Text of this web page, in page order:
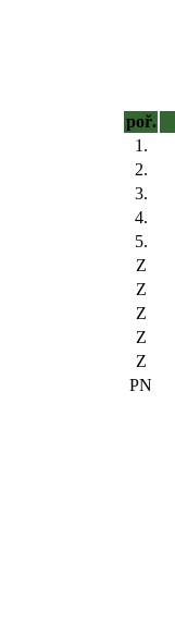
poř.
1.
2.
3.
4.
5.
Z
Z
Z
Z
Z
PN